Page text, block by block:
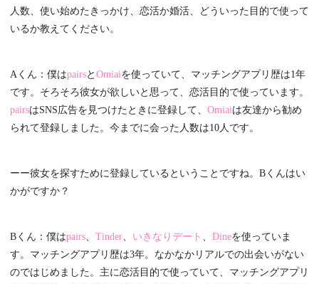
人数、使い始めたきっかけ、恋活か婚活、どういった目的で使って
いるか教えてください。
Aくん：僕はpairsと Omiaiを使っていて、マッチングアプリ歴は1年
です。そろそろ彼女が欲しいと思って、恋活目的で使っています。
pairsはSNS広告を見つけたときに登録して、 Omiaiは友達から勧め
られて登録しました。今までに会った人数は10人です。
ーー彼女を探すために登録しているということですね。Bくんはい
かがですか？
Bくん：僕はpairs、 Tinder、 いきなりデート 、 Dineを使っていま
す。マッチングアプリ歴は3年。なかなかリアルでの出会いがない
のではじめました。主に恋活目的で使っていて、マッチングアプリ